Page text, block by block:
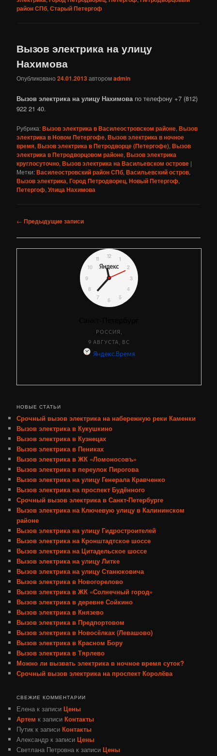
район СПб,Старый Петергоф
Вызов электрика на улицу
Нахимова
Опубликовано24.01.2013авторомadmin
Вызов электрика на улицу Нахимова по телефону +7 (812)
922 21 40.
Рубрика:Вызов электрика в Василеостровском районе,Вызов
электрика в Новом Петергофе,Вызов электрика в ночное
время,Вызов электрика в Петродворце (Петергофе),Вызов
электрика в Петродворцовом районе,Вызов электрика
круглосуточно,Вызов электрика на Васильевском острове |
Метки:Василеостровский район СПб,Васильевский остров,
Вызов электрика,Город Петродворец,Новый Петергоф,
Петергоф,Улица Нахимова
Навигация
записям
← Предыдущие записи
НОВЫЕ СТАТЬИ
Срочный вызов электрика на набережную реки Каменки
Вызов электрика в Кукушкино
Вызов электрика в Кузнецах
Вызов электрика в Пениках
Вызов электрика в ЖК «Ломоносовъ»
Вызов электрика в переулок Пирогова
Вызов электрика на улицу Генерала Кравченко
Вызов электрика на проспект Будённого
Срочный вызов электрика в Санкт-Петербурге
Вызов электрика на Ключевую улицу в Калининском
районе
Вызов электрика на улицу Гидростроителей
Вызов электрика на Кронштадтское шоссе
Вызов электрика на Цитадельское шоссе
Вызов электрика на улицу Литке
Вызов электрика на улицу Станюковича
Вызов электрика в Новогорелово
Вызов электрика в ЖК «Солнечный город»
Вызов электрика в деревне Сойкино
Вызов электрика в Князево
Вызов электрика в Предпортовом
Вызов электрика в Новосёлках (Левашово)
Вызов электрика в Красном Бору
Вызов электрика в Тярлево
Можно ли вызвать электрика в ночное время суток?
Срочный вызов электрика на проспект Королёва
СВЕЖИЕ КОММЕНТАРИИ
Елена к записиЦены
Артем к записиКонтакты
Путик к записиКонтакты
Александр к записиЦены
Светлана Петровна к записиЦены